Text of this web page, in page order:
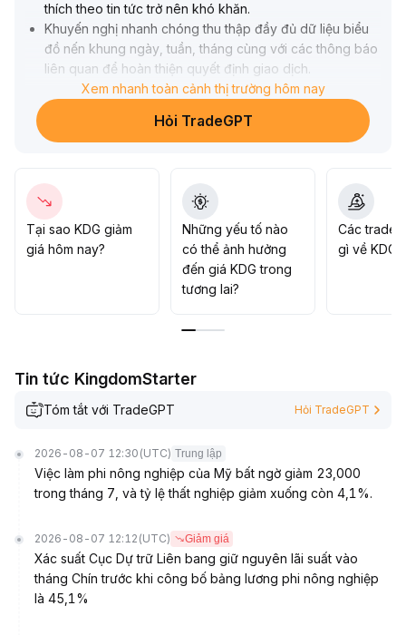
thích theo tin tức trở nên khó khăn.
Khuyến nghị nhanh chóng thu thập đầy đủ dữ liệu biểu
đồ nến khung ngày, tuần, tháng cùng với các thông báo
liên quan để hoàn thiện quyết định giao dịch
Khi thiếu dữ liệu, việc giao dịch thực tế tiềm ẩn nhiều rủi
ro, không khuyến nghị giao dịch nếu không có căn cứ
Xem nhanh toàn cảnh thị trường hôm nay
Hỏi TradeGPT
Tại sao KDG giảm
giá hôm nay?
Những yếu tố nào
có thể ảnh hưởng
đến giá KDG trong
tương lai?
Các trader
gì về KDG?
Tin tức KingdomStarter
Tóm tắt với TradeGPT Hỏi TradeGPT
2026-08-07 12:30 (UTC) Trung lập
Việc làm phi nông nghiệp của Mỹ bất ngờ giảm 23,000
trong tháng 7, và tỷ lệ thất nghiệp giảm xuống còn 4,1%.
2026-08-07 12:12 (UTC) Giảm giá
Xác suất Cục Dự trữ Liên bang giữ nguyên lãi suất vào
tháng Chín trước khi công bố bảng lương phi nông nghiệp
là 45,1%